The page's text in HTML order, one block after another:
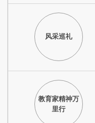
风采巡礼
教育家精神万
里行